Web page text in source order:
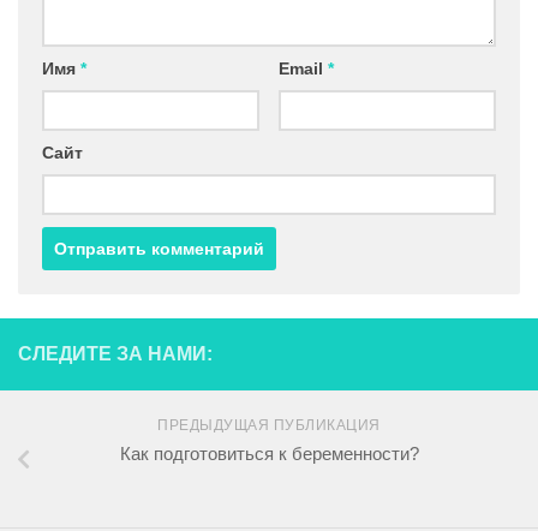
Имя * Email *
Сайт
СЛЕДИТЕ ЗА НАМИ:
ПРЕДЫДУЩАЯ ПУБЛИКАЦИЯ
Как подготовиться к беременности?